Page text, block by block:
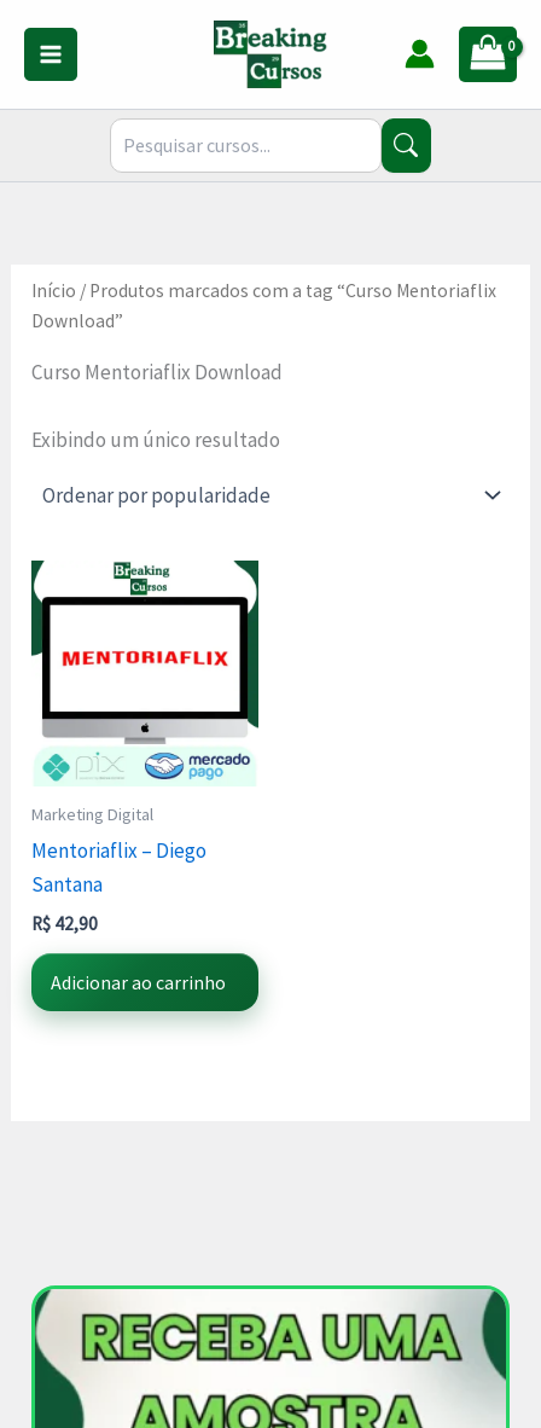
conteúdo
Início / Produtos marcados com a tag “Curso Mentoriaflix
Download”
Curso Mentoriaflix Download
Exibindo um único resultado
Marketing Digital
Mentoriaflix – Diego
Santana
R$ 42,90
Adicionar ao carrinho